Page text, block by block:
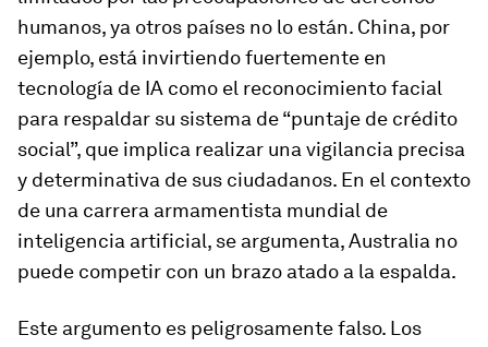
humanos, ya otros países no lo están. China, por
ejemplo, está invirtiendo fuertemente en
tecnología de IA como el reconocimiento facial
para respaldar su sistema de “puntaje de crédito
social”, que implica realizar una vigilancia precisa
y determinativa de sus ciudadanos. En el contexto
de una carrera armamentista mundial de
inteligencia artificial, se argumenta, Australia no
puede competir con un brazo atado a la espalda.
Este argumento es peligrosamente falso. Los